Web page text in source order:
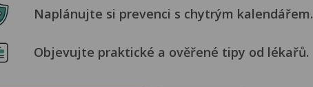
Naplánujte si prevenci s chytrým kalendářem.
Objevujte praktické a ověřené tipy od lékařů.